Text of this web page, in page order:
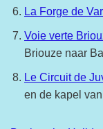
La Forge de
Voie verte
Briouze naar
Le Circuit de
en de kapel